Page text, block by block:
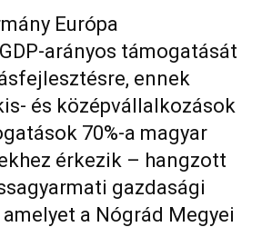
Európa
arányos támogatását
ennek
és középvállalkozások
70%-a magyar
érkezik – hangzott
gazdasági
a Nógrád Megyei